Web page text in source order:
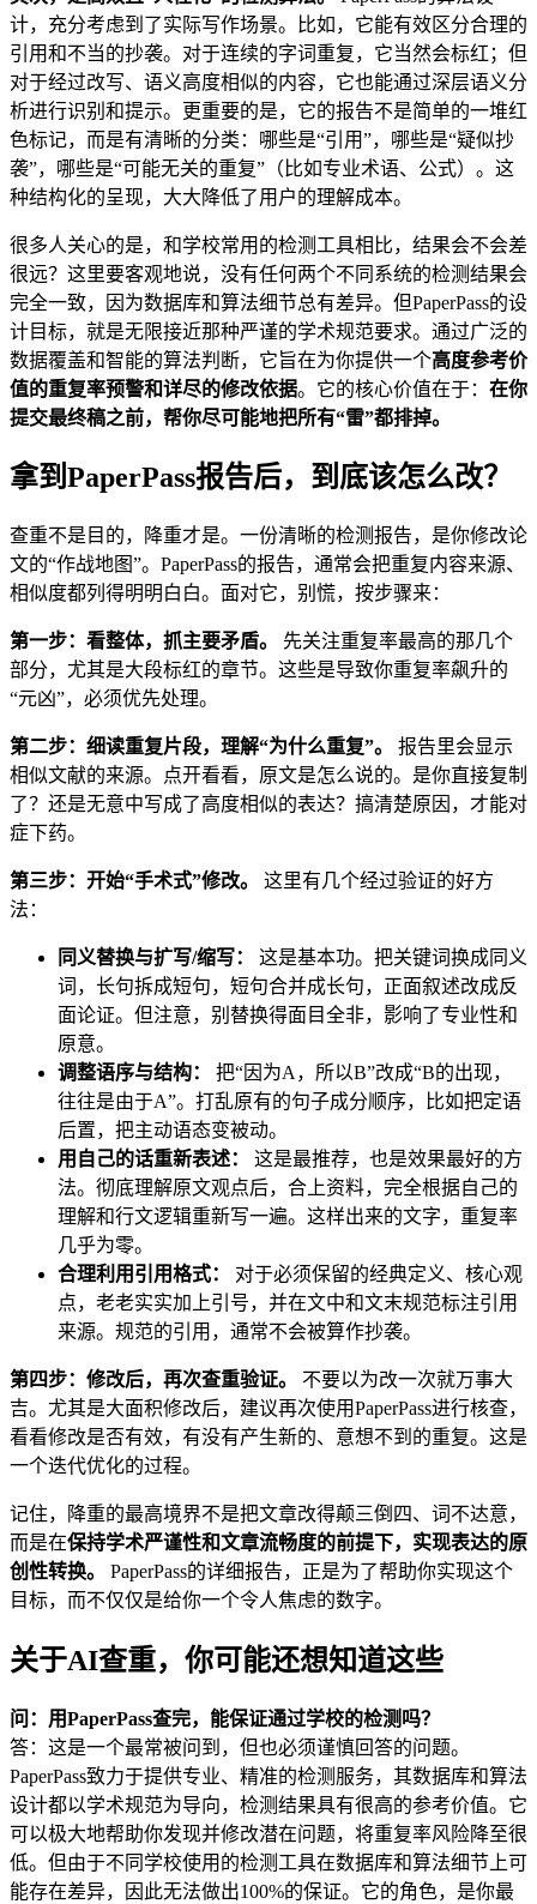
计，充分考虑到了实际写作场景。比如，它能有效区分合理的
引用和不当的抄袭。对于连续的字词重复，它当然会标红；但
对于经过改写、语义高度相似的内容，它也能通过深层语义分
析进行识别和提示。更重要的是，它的报告不是简单的一堆红
色标记，而是有清晰的分类：哪些是“引用”，哪些是“疑似抄
袭”，哪些是“可能无关的重复”（比如专业术语、公式）。这
种结构化的呈现，大大降低了用户的理解成本。
很多人关心的是，和学校常用的检测工具相比，结果会不会差
很远？这里要客观地说，没有任何两个不同系统的检测结果会
完全一致，因为数据库和算法细节总有差异。但PaperPass的设
计目标，就是无限接近那种严谨的学术规范要求。通过广泛的
数据覆盖和智能的算法判断，它旨在为你提供一个高度参考价
值的重复率预警和详尽的修改依据。它的核心价值在于： 在你
提交最终稿之前，帮你尽可能地把所有“雷”都排掉。
拿到PaperPass报告后，到底该怎么改？
查重不是目的，降重才是。一份清晰的检测报告，是你修改论
文的“作战地图”。PaperPass的报告，通常会把重复内容来源、
相似度都列得明明白白。面对它，别慌，按步骤来：
第一步：看整体，抓主要矛盾。
先关注重复率最高的那几个
部分，尤其是大段标红的章节。这些是导致你重复率飙升的
“元凶”，必须优先处理。
第二步：细读重复片段，理解“为什么重复”。
报告里会显示
相似文献的来源。点开看看，原文是怎么说的。是你直接复制
了？还是无意中写成了高度相似的表达？搞清楚原因，才能对
症下药。
第三步：开始“手术式”修改。
这里有几个经过验证的好方
法：
同义替换与扩写/缩写：
这是基本功。把关键词换成同义
词，长句拆成短句，短句合并成长句，正面叙述改成反
面论证。但注意，别替换得面目全非，影响了专业性和
原意。
调整语序与结构：
把“因为A，所以B”改成“B的出现，
往往是由于A”。打乱原有的句子成分顺序，比如把定语
后置，把主动语态变被动。
用自己的话重新表述：
这是最推荐，也是效果最好的方
法。彻底理解原文观点后，合上资料，完全根据自己的
理解和行文逻辑重新写一遍。这样出来的文字，重复率
几乎为零。
合理利用引用格式：
对于必须保留的经典定义、核心观
点，老老实实加上引号，并在文中和文末规范标注引用
来源。规范的引用，通常不会被算作抄袭。
第四步：修改后，再次查重验证。
不要以为改一次就万事大
吉。尤其是大面积修改后，建议再次使用PaperPass进行核查，
看看修改是否有效，有没有产生新的、意想不到的重复。这是
一个迭代优化的过程。
记住，降重的最高境界不是把文章改得颠三倒四、词不达意，
而是在保持学术严谨性和文章流畅度的前提下，实现表达的原
创性转换。
PaperPass的详细报告，正是为了帮助你实现这个
目标，而不仅仅是给你一个令人焦虑的数字。
关于AI查重，你可能还想知道这些
问：用PaperPass查完，能保证通过学校的检测吗？
答：这是一个最常被问到，但也必须谨慎回答的问题。
PaperPass致力于提供专业、精准的检测服务，其数据库和算法
设计都以学术规范为导向，检测结果具有很高的参考价值。它
可以极大地帮助你发现并修改潜在问题，将重复率风险降至很
低。但由于不同学校使用的检测工具在数据库和算法细节上可
能存在差异，因此无法做出100%的保证。它的角色，是你最